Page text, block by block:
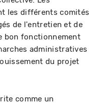
les différents comités
de l'entretien et de
bon fonctionnement
administratives
du projet
comme un